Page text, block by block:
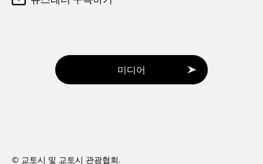
미디어
© 교토시 및 교토시 관광협회.